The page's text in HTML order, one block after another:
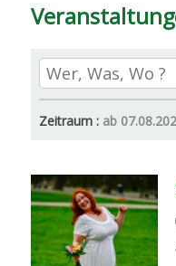
Zeitraum : ab